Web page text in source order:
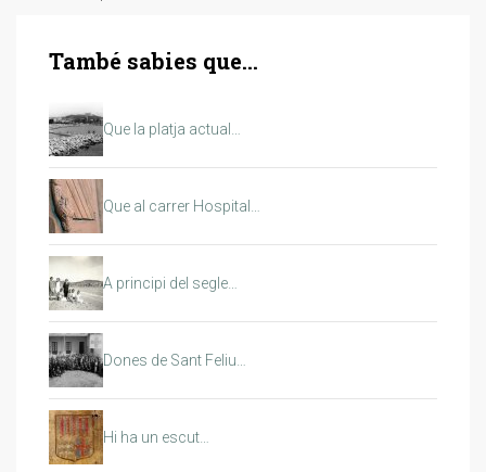
També sabies que...
Que la platja actual…
Que al carrer Hospital…
A principi del segle…
Dones de Sant Feliu…
Hi ha un escut…